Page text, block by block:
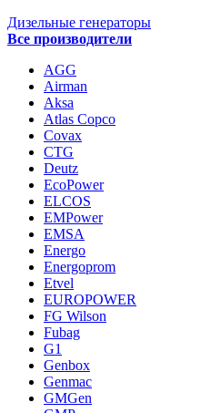
Дизельные генераторы
Все производители
AGG
Airman
Aksa
Atlas Copco
Covax
CTG
Deutz
EcoPower
ELCOS
EMPower
EMSA
Energo
Energoprom
Etvel
EUROPOWER
FG Wilson
Fubag
G1
Genbox
Genmac
GMGen